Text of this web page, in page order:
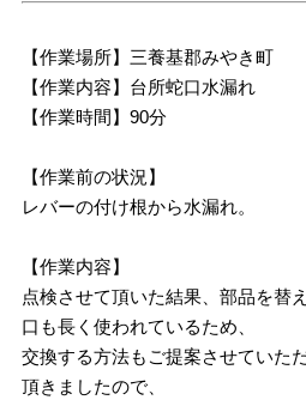
【作業場所】三養基郡みやき町
【作業内容】台所蛇口水漏れ
【作業時間】90分
【作業前の状況】
レバーの付け根から水漏れ。
【作業内容】
点検させて頂いた結果、部品を替
口も長く使われているため、
交換する方法もご提案させていた
頂きましたので、